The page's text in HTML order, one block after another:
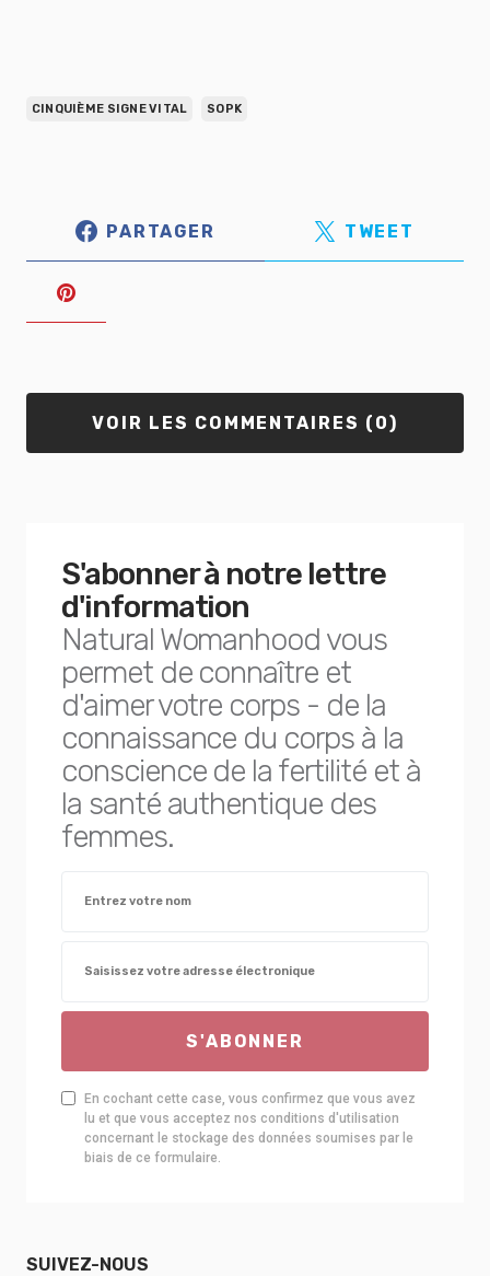
CINQUIÈME SIGNE VITAL SOPK
PARTAGER TWEET
VOIR LES COMMENTAIRES (0)
S'abonner à notre lettre
d'information
Natural Womanhood vous
permet de connaître et
d'aimer votre corps - de la
connaissance du corps à la
conscience de la fertilité et à
la santé authentique des
femmes.
S'ABONNER
En cochant cette case, vous confirmez que vous avez
lu et que vous acceptez nos conditions d'utilisation
concernant le stockage des données soumises par le
biais de ce formulaire.
SUIVEZ-NOUS